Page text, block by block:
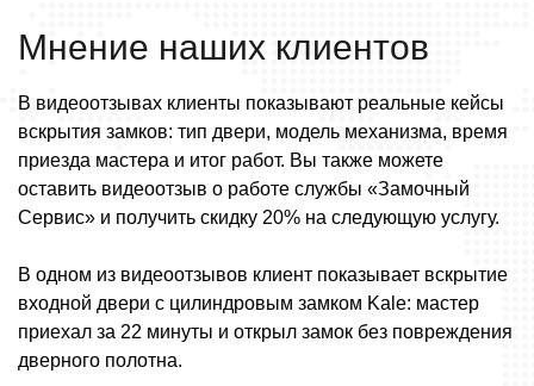
Мнение наших клиентов
В видеоотзывах клиенты показывают реальные кейсы
вскрытия замков: тип двери, модель механизма, время
приезда мастера и итог работ. Вы также можете
оставить видеоотзыв о работе службы «Замочный
Сервис» и получить скидку 20% на следующую услугу.
В одном из видеоотзывов клиент показывает вскрытие
входной двери с цилиндровым замком Kale: мастер
приехал за 22 минуты и открыл замок без повреждения
дверного полотна.